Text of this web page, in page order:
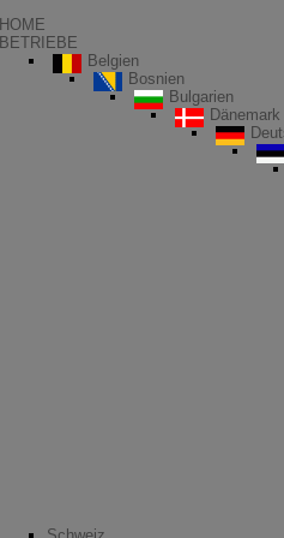
HOME
BETRIEBE
Belgien
Bosnien
Bulgarien
Dänemark